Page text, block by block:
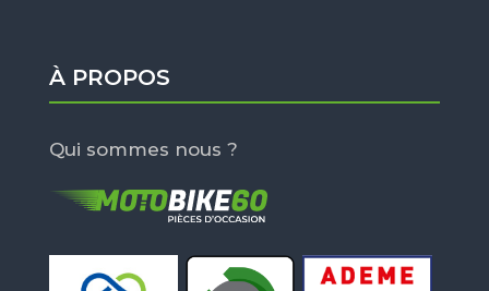
À PROPOS
Qui sommes nous ?